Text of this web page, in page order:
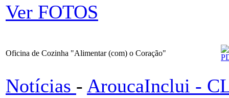
Ver FOTOS
Oficina de Cozinha "Alimentar (com) o Coração"
Notícias - AroucaInclui -